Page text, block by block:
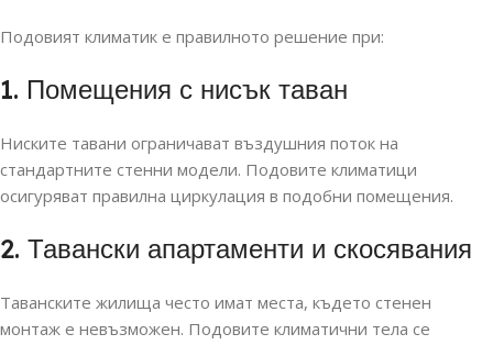
Подовият климатик е правилното решение при:
1. Помещения с нисък таван
Ниските тавани ограничават въздушния поток на
стандартните стенни модели. Подовите климатици
осигуряват правилна циркулация в подобни помещения.
2. Тавански апартаменти и скосявания
Таванските жилища често имат места, където стенен
монтаж е невъзможен. Подовите климатични тела се